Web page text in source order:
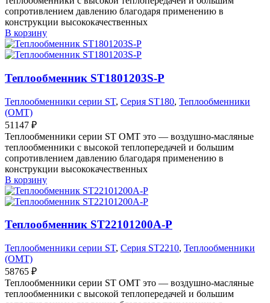
сопротивлением давлению благодаря применению в
конструкции высококачественных
В корзину
Теплообменник ST1801203S-P
Теплообменники серии ST, Серия ST180, Теплообменники
(OMT)
51147 ₽
Теплообменники серии ST OMT это — воздушно-масляные
теплообменники с высокой теплопередачей и большим
сопротивлением давлению благодаря применению в
конструкции высококачественных
В корзину
Теплообменник ST22101200A-P
Теплообменники серии ST, Серия ST2210, Теплообменники
(OMT)
58765 ₽
Теплообменники серии ST OMT это — воздушно-масляные
теплообменники с высокой теплопередачей и большим